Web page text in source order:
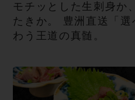
モチッとした生刺身か
たきか。 豊洲直送「
わう王道の真髄。